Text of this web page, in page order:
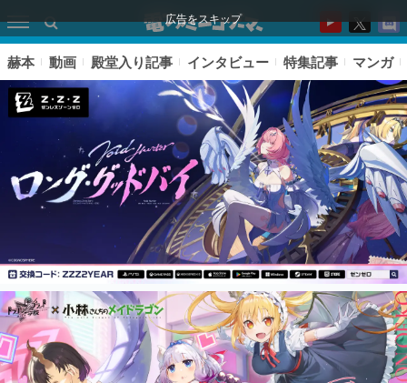
広告をスキップ
ピックアップ
電ファミのいま読まれている記事ランキング
赫本 動画 殿堂入り記事 インタビュー 特集記事 マンガ